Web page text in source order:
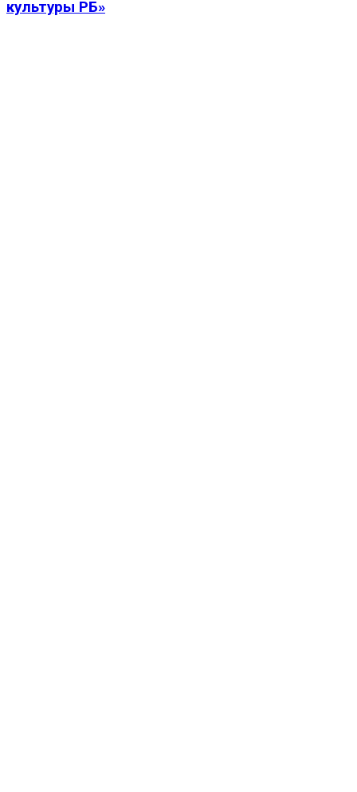
культуры РБ»